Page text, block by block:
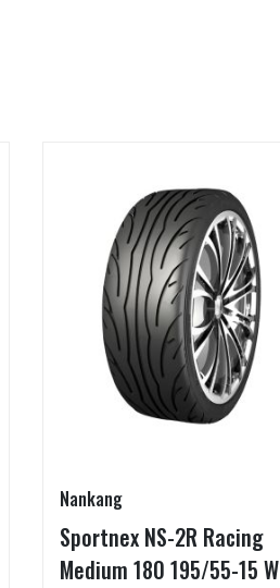
Nankang
Sportnex NS-2R Racing
Medium 180 195/55-15 W